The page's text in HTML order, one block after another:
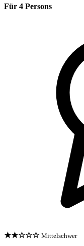
Für 4 Persons
★★☆☆☆ Mittelschwer